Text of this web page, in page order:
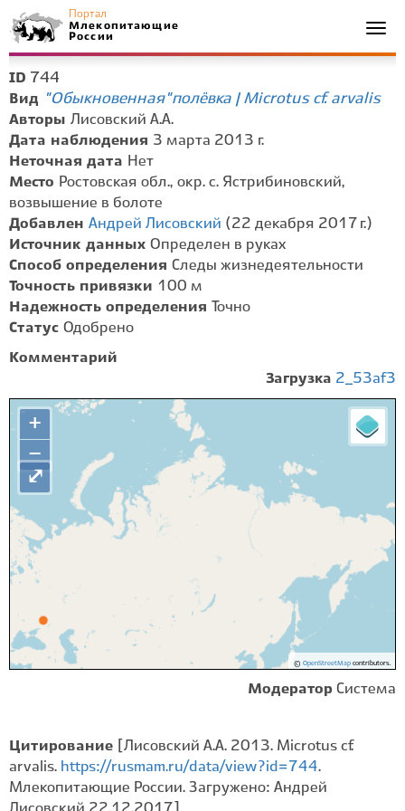
Портал
Млекопитающие
России
ID 744
Вид "Обыкновенная" полёвка | Microtus cf. arvalis
Авторы Лисовский А.А.
Дата наблюдения 3 марта 2013 г.
Неточная дата Нет
Место Ростовская обл., окр. с. Ястрибиновский,
возвышение в болоте
Добавлен Андрей Лисовский (22 декабря 2017 г.)
Источник данных Определен в руках
Способ определения Следы жизнедеятельности
Точность привязки 100 м
Надежность определения
Точно
Статус Одобрено
Комментарий
Загрузка 2_53af3
+
−
© OpenStreetMapcontributors.
⤢
Модератор Система
Цитирование
[Лисовский А.А. 2013. Microtus cf.
arvalis. https://rusmam.ru/data/view?id=744.
Млекопитающие России. Загружено: Андрей